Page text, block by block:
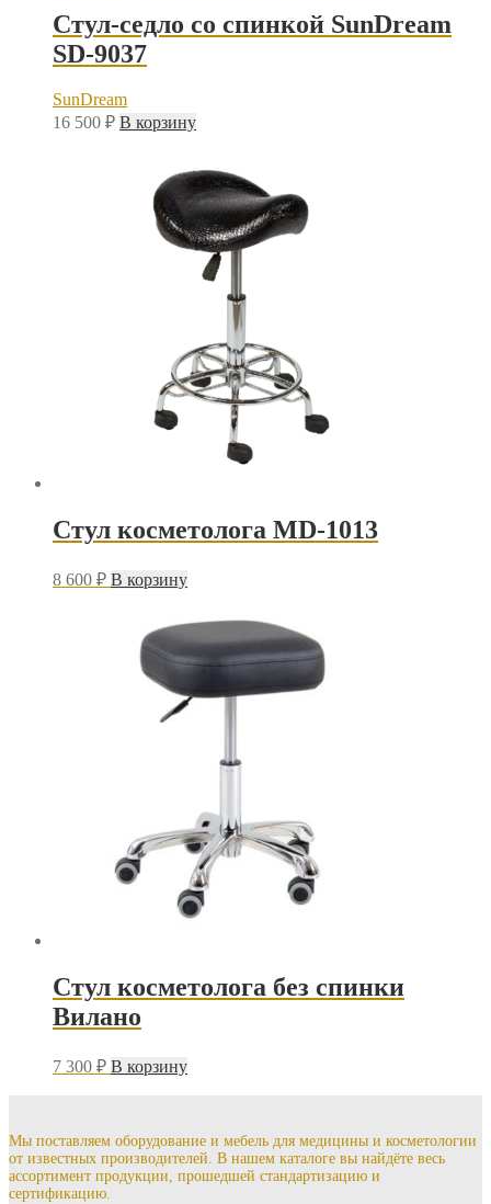
Стул-седло со спинкой SunDream
SD-9037
SunDream
16 500 ₽ В корзину
Стул косметолога MD-1013
8 600 ₽ В корзину
Стул косметолога без спинки
Вилано
7 300 ₽ В корзину
Мы поставляем оборудование и мебель для медицины и косметологии
от известных производителей. В нашем каталоге вы найдёте весь
ассортимент продукции, прошедшей стандартизацию и
сертификацию.